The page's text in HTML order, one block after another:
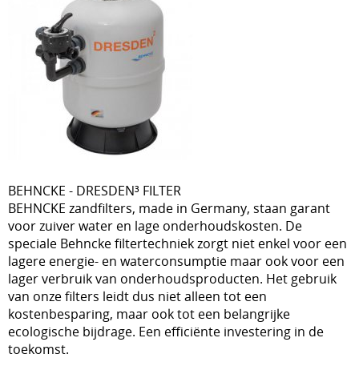
Loodgieterij PVC
Onderhoud
Overwintering
Reiniging
Verlichting
Verwarmen
Vilt en isolatie
Waterbehandeling
Waterreservoir
Zwembaden
BEHNCKE - DRESDEN³ FILTER
BEHNCKE zandfilters, made in Germany, staan garant
voor zuiver water en lage onderhoudskosten. De
speciale Behncke filtertechniek zorgt niet enkel voor een
lagere energie- en waterconsumptie maar ook voor een
lager verbruik van onderhoudsproducten. Het gebruik
van onze filters leidt dus niet alleen tot een
kostenbesparing, maar ook tot een belangrijke
ecologische bijdrage. Een efficiënte investering in de
toekomst.